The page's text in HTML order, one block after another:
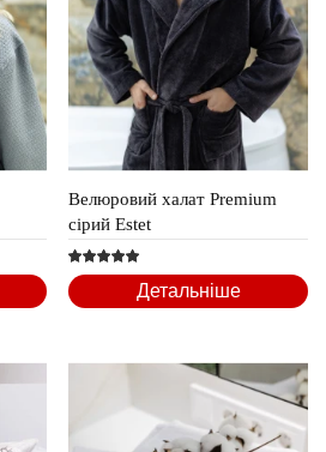
Велюровий халат Premium
сірий Estet
Детальніше